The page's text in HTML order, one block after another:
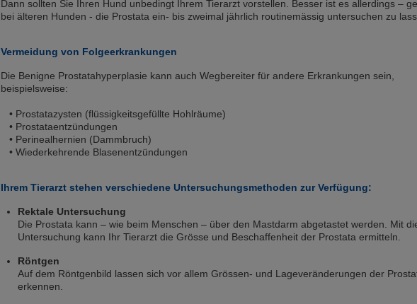
Dann sollten Sie Ihren Hund unbedingt Ihrem Tierarzt vorstellen. Besser ist es allerdings –
bei älteren Hunden - die Prostata ein- bis zweimal jährlich routinemässig untersuchen zu
Vermeidung von Folgeerkrankungen
Die Benigne Prostatahyperplasie kann auch Wegbereiter für andere Erkrankungen sein,
beispielsweise:
• Prostatazysten (flüssigkeitsgefüllte Hohlräume)
• Prostataentzündungen
• Perinealhernien (Dammbruch)
• Wiederkehrende Blasenentzündungen
Ihrem Tierarzt stehen verschiedene Untersuchungsmethoden zur Verfügung:
Rektale Untersuchung
Die Prostata kann – wie beim Menschen – über den Mastdarm abgetastet werden. Mit
Untersuchung kann Ihr Tierarzt die Grösse und Beschaffenheit der Prostata ermitteln.
Röntgen
Auf dem Röntgenbild lassen sich vor allem Grössen- und Lageveränderungen der
erkennen.